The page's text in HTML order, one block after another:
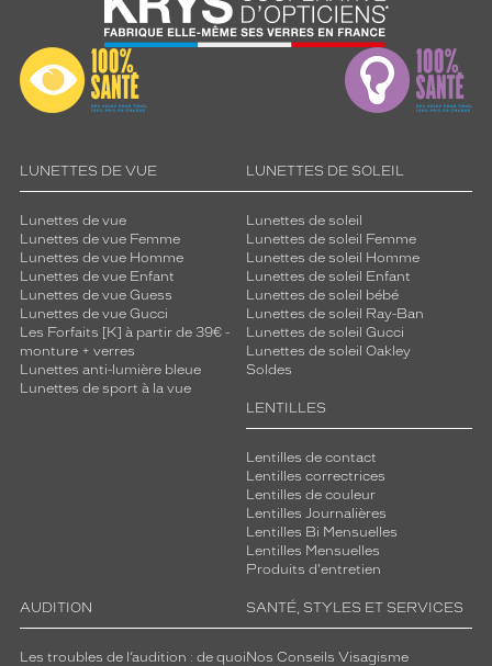
LUNETTES DE VUE
Lunettes de vue
Lunettes de vue Femme
Lunettes de vue Homme
Lunettes de vue Enfant
Lunettes de vue Guess
Lunettes de vue Gucci
Les Forfaits [K] à partir de 39€ -
monture + verres
Lunettes anti-lumière bleue
Lunettes de sport à la vue
LUNETTES DE SOLEIL
Lunettes de soleil
Lunettes de soleil Femme
Lunettes de soleil Homme
Lunettes de soleil Enfant
Lunettes de soleil bébé
Lunettes de soleil Ray-Ban
Lunettes de soleil Gucci
Lunettes de soleil Oakley
Soldes
LENTILLES
Lentilles de contact
Lentilles correctrices
Lentilles de couleur
Lentilles Journalières
Lentilles Bi Mensuelles
Lentilles Mensuelles
Produits d'entretien
AUDITION
Les troubles de l’audition : de quoi
SANTÉ, STYLES ET SERVICES
Nos Conseils Visagisme